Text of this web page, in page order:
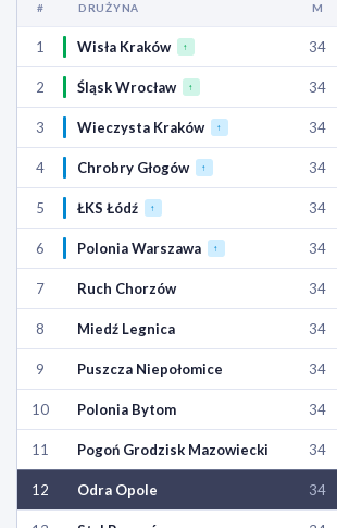
# DRUŻYNA M
1 Wisła Kraków ↑ 34
2 Śląsk Wrocław ↑ 34
3 Wieczysta Kraków ↑ 34
4 Chrobry Głogów ↑ 34
5 ŁKS Łódź ↑ 34
6 Polonia Warszawa ↑ 34
7 Ruch Chorzów 34
8 Miedź Legnica 34
9 Puszcza Niepołomice 34
10 Polonia Bytom 34
11 Pogoń Grodzisk Mazowiecki 34
12 Odra Opole 34